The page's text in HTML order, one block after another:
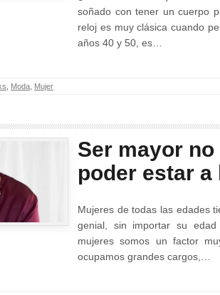
soñado con tener un cuerpo
reloj es muy clásica cuando
años 40 y 50, es…
Moda Mujer
Ser mayor
poder estar a
Mujeres de todas las edades
genial, sin importar su
mujeres somos un factor
ocupamos grandes cargos,…